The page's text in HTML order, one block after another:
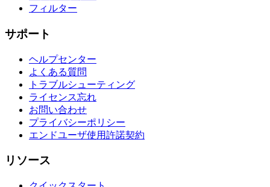
フィルター
サポート
ヘルプセンター
よくある質問
トラブルシューティング
ライセンス忘れ
お問い合わせ
プライバシーポリシー
エンドユーザ使用許諾契約
リソース